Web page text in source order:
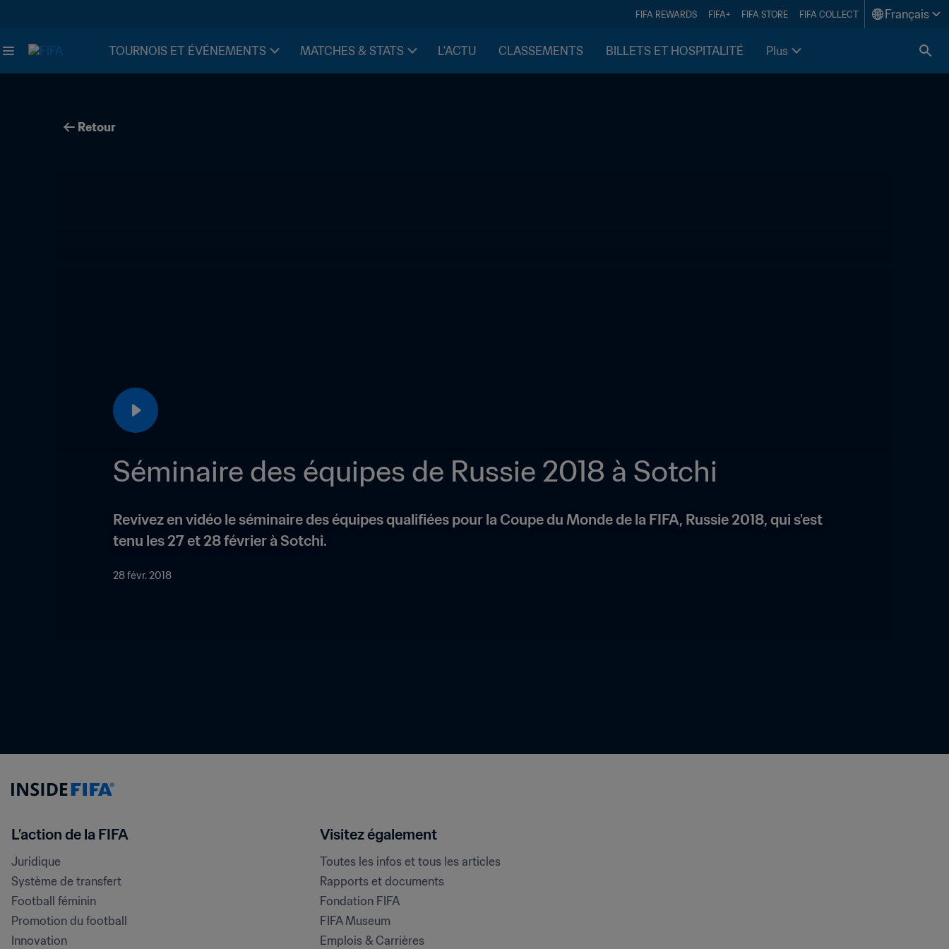
FIFA REWARDS FIFA+ FIFA STORE FIFA COLLECT Français
TOURNOIS ET ÉVÉNEMENTS MATCHES & STATS L'ACTU CLASSEMENTS BILLETS ET HOSPITALITÉ Plus
Retour
Séminaire des équipes de Russie 2018 à Sotchi
Revivez en vidéo le séminaire des équipes qualifiées pour la Coupe du Monde de la FIFA, Russie 2018, qui s'est
tenu les 27 et 28 février à Sotchi.
28 févr. 2018
L’action de la FIFA
Juridique
Système de transfert
Football féminin
Promotion du football
Innovation
Visitez également
Toutes les infos et tous les articles
Rapports et documents
Fondation FIFA
FIFA Museum
Emplois & Carrières